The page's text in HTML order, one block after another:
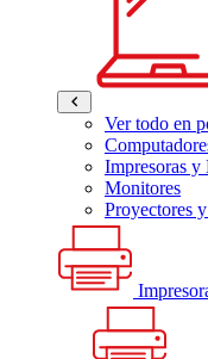
Ver todo en
Impresoras
Monitores
Proyectores